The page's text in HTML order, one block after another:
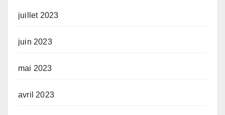
juillet 2023
juin 2023
mai 2023
avril 2023